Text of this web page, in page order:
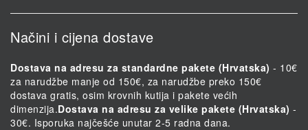
Načini i cijena dostave
Dostava na adresu za standardne pakete (Hrvatska) - 10€
za narudžbe manje od 150€, za narudžbe preko 150€
dostava gratis, osim krovnih kutija i pakete većih
dimenzija.Dostava na adresu za velike pakete (Hrvatska) -
30€. Isporuka najčešće unutar 2-5 radna dana.